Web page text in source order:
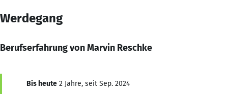
Werdegang
Berufserfahrung von Marvin Reschke
Bis heute 2 Jahre, seit Sep. 2024